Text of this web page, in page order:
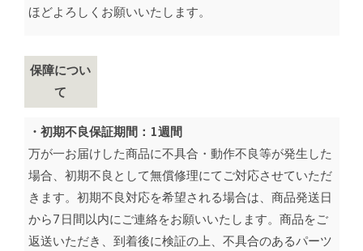
ほどよろしくお願いいたします。
保障につい
て
・初期不良保証期間：1週間
万が一お届けした商品に不具合・動作不良等が発生した
場合、初期不良として無償修理にてご対応させていただ
きます。初期不良対応を希望される場合は、商品発送日
から7日間以内にご連絡をお願いいたします。商品をご
返送いただき、到着後に検証の上、不具合のあるパーツ